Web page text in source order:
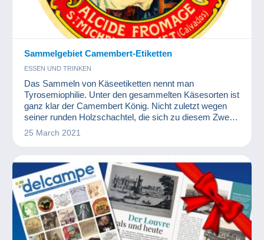
Sammelgebiet Camembert-Etiketten
ESSEN UND TRINKEN
Das Sammeln von Käseetiketten nennt man
Tyrosemiophilie. Unter den gesammelten Käsesorten ist
ganz klar der Camembert König. Nicht zuletzt wegen
seiner runden Holzschachtel, die sich zu diesem Zweck
besonders gut eignet. Es gibt wunderschöne
25 March 2021